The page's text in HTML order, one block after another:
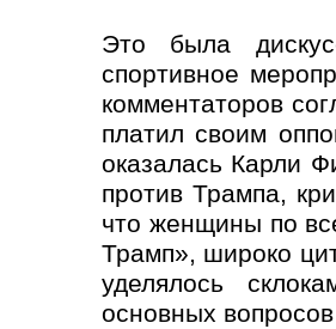
Это была
спортивное
комментаторов
платил своим
оказалась Карли
против Трампа,
что женщины по
Трамп», широко
уделялось
основных